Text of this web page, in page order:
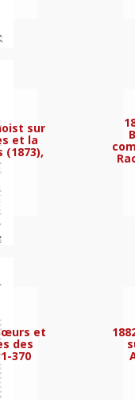
3-23
d’une
30-28
sur
et la
et
des
370